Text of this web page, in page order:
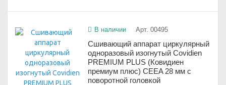
В наличии Арт. 00495
Сшивающий аппарат циркулярный
одноразовый изогнутый Covidien
PREMIUM PLUS (Ковидиен
премиум плюс) CEEA 28 мм с
поворотной головкой